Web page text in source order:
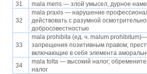
31
mala mens — злой умысел, дурное
32
mala praxis — нарушение
действовать с разумной
добросовестностью
33
mala prohibita (ед. ч. malum
запрещения позитивным правом;
включающие в себя элемента
34
mala tolta — высокий налог;
налог